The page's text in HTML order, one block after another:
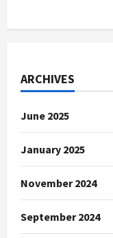
ARCHIVES
June 2025
January 2025
November 2024
September 2024